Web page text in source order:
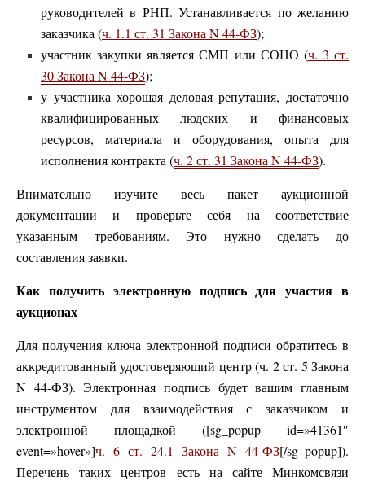
руководителей в РНП. Устанавливается по желанию
заказчика (ч. 1.1 ст. 31 Закона N 44-ФЗ);
участник закупки является СМП или СОНО (ч. 3 ст.
30 Закона N 44-ФЗ);
у участника хорошая деловая репутация, достаточно
квалифицированных людских и финансовых
ресурсов, материала и оборудования, опыта для
исполнения контракта (ч. 2 ст. 31 Закона N 44-ФЗ).
Внимательно изучите весь пакет аукционной
документации и проверьте себя на соответствие
указанным требованиям. Это нужно сделать до
составления заявки.
Как получить электронную подпись для участия в
аукционах
Для получения ключа электронной подписи обратитесь в
аккредитованный удостоверяющий центр (ч. 2 ст. 5 Закона
N 44-ФЗ). Электронная подпись будет вашим главным
инструментом для взаимодействия с заказчиком и
электронной площадкой ([sg_popup id=»41361″
event=»hover»]ч. 6 ст. 24.1 Закона N 44-ФЗ[/sg_popup]).
Перечень таких центров есть на сайте Минкомсвязи